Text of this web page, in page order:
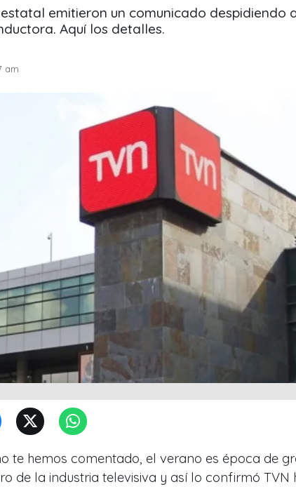
emitieron un comunicado despidiendo
Aquí los detalles.
am
te hemos comentado, el verano es época de
de la industria televisiva y así lo confirmó TVN